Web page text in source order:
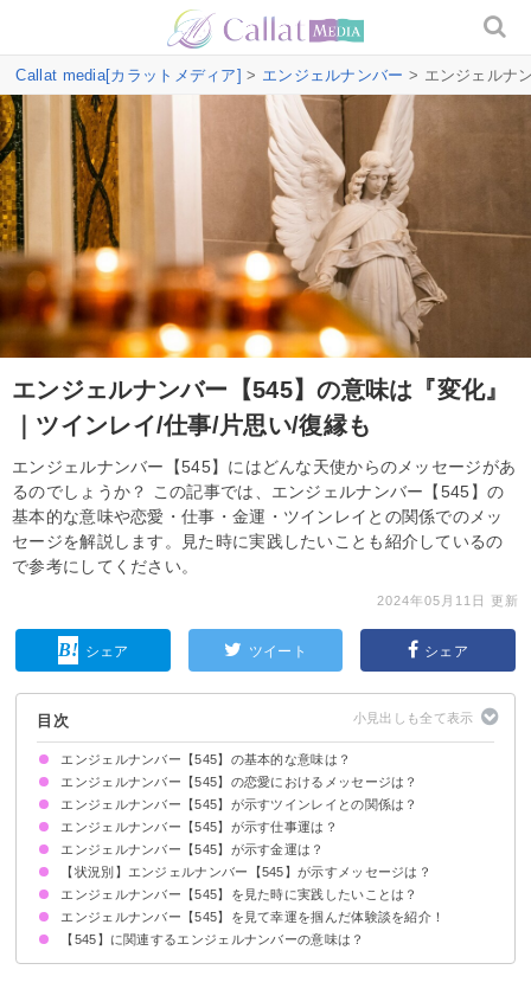
Callat media[カラットメディア] > エンジェルナンバー > エンジェルナ
エンジェルナンバー【545】の意味は『変化』
｜ツインレイ/仕事/片思い/復縁も
エンジェルナンバー【545】にはどんな天使からのメッセージがあ
るのでしょうか？ この記事では、エンジェルナンバー【545】の
基本的な意味や恋愛・仕事・金運・ツインレイとの関係でのメッ
セージを解説します。見た時に実践したいことも紹介しているの
で参考にしてください。
2024年05月11日 更新
シェア ツイート シェア
目次
エンジェルナンバー【545】の基本的な意味は？
変化があなたの人生をより良くします
新しいことに挑戦してください
天使があなたを導きます
エンジェルナンバー【545】の恋愛におけるメッセージは？
片思いしている時
復縁したい時
恋人との関係について
エンジェルナンバー【545】が示すツインレイとの関係は？
ポジティブな言動を心がけましょう
サイレント期間の場合
エンジェルナンバー【545】が示す仕事運は？
エンジェルナンバー【545】が示す金運は？
【状況別】エンジェルナンバー【545】が示すメッセージは？
何度も【545】を見る場合
時計で【545】を見る場合
車のナンバープレートで【545】を見る場合
エンジェルナンバー【545】を見た時に実践したいことは？
ネガティブな感情を捨てる
好奇心の赴くままに行動する
様々ことを経験する
エンジェルナンバー【545】を見て幸運を掴んだ体験談を紹介！
思い切って挑戦したアートの道が生きがいに
起業を決意して成功
生活を見直して心身ともに健康に
【545】に関連するエンジェルナンバーの意味は？
エンジェルナンバー【544】
エンジェルナンバー【5545】
エンジェルナンバー【606】